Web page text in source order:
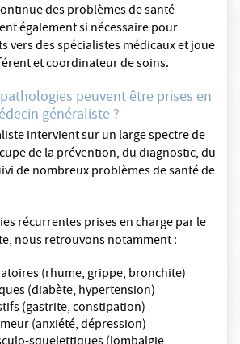
des problèmes de santé
également si nécessaire pour
vers des spécialistes médicaux et joue
et coordinateur de soins.
peuvent être prises en
généraliste ?
intervient sur un large spectre de
de la prévention, du diagnostic, du
de nombreux problèmes de santé de
récurrentes prises en charge par le
nous retrouvons notamment :
(rhume, grippe, bronchite)
(diabète, hypertension)
(gastrite, constipation)
(anxiété, dépression)